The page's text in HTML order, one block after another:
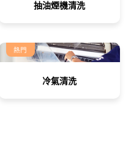
抽油煙機清洗
熱門
冷氣清洗